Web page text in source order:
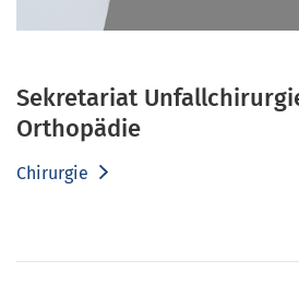
Sekretariat
Orthopädie
Chirurgie